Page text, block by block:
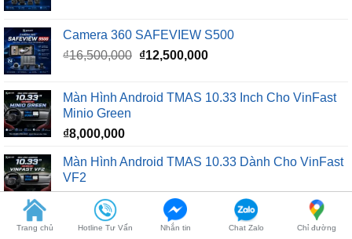
Camera 360 SAFEVIEW S500
₫16,500,000 Giá
₫16,500,000.
₫12,500,000Giá
là:
Màn Hình Android TMAS 10.33 Inch Cho VinFast
Minio Green
₫8,000,000
Màn Hình Android TMAS 10.33 Dành Cho VinFast
VF2
8,000,000
Màn hình Cluster Android TMAS T600 Dành Cho
Trang chủ Hotline Tư Vấn Nhắn tin Chat Zalo Chỉ đường